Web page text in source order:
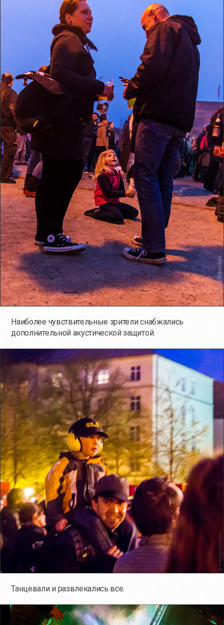
Наиболее чувствительные зрители снабжались
дополнительной акустической защитой.
Танцевали и развлекались все.